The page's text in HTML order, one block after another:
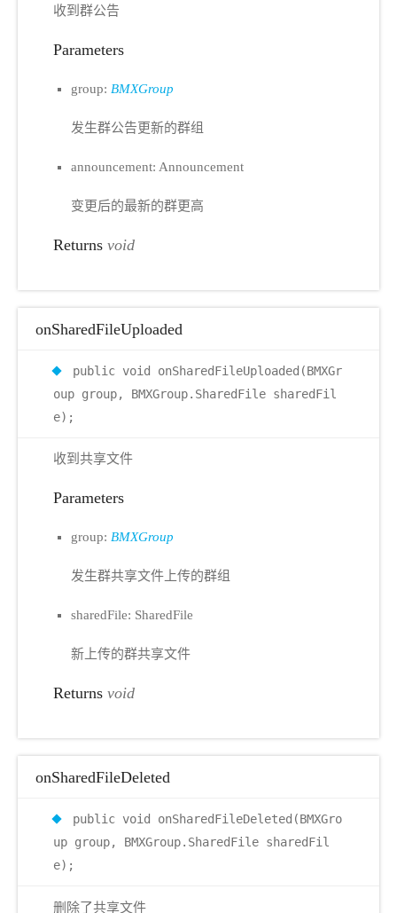
收到群公告
Parameters
group: BMXGroup
发生群公告更新的群组
announcement: Announcement
变更后的最新的群更高
Returns void
onSharedFileUploaded
public void onSharedFileUploaded(BMXGr
oup group, BMXGroup.SharedFile sharedFil
e);
收到共享文件
Parameters
group: BMXGroup
发生群共享文件上传的群组
sharedFile: SharedFile
新上传的群共享文件
Returns void
onSharedFileDeleted
public void onSharedFileDeleted(BMXGro
up group, BMXGroup.SharedFile sharedFil
e);
删除了共享文件